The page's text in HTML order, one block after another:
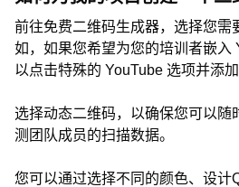
前往免费二维码生成器，选择您需
如，如果您希望为您的培训者嵌入
以点击特殊的 YouTube 选项并添加
选择动态二维码，以确保您可以随
测团队成员的扫描数据。
您可以通过选择不同的颜色、设计